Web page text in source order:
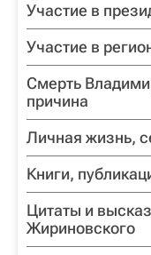
Участие в
Участие в
Смерть
причина
Личная жизнь,
Книги,
Цитаты и
Жириновского